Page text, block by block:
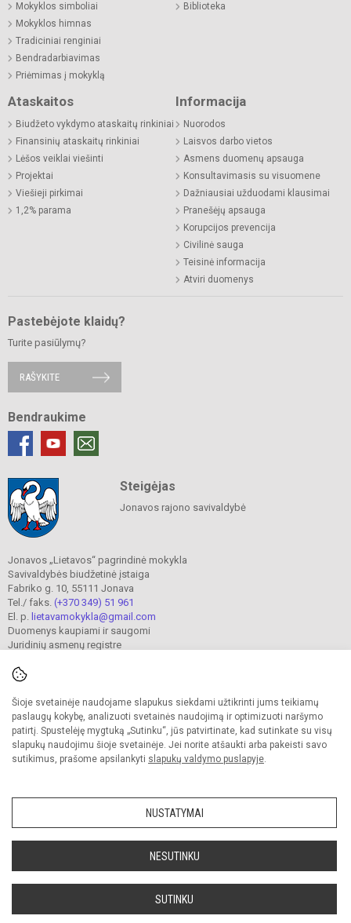
Šioje svetainėje naudojame slapukus siekdami užtikrinti jums teikiamų
paslaugų kokybę, analizuoti svetainės naudojimą ir optimizuoti naršymo
patirtį. Spustelėję mygtuką „Sutinku“, jūs patvirtinate, kad sutinkate su visų
slapukų naudojimu šioje svetainėje. Jei norite atšaukti arba pakeisti savo
sutikimus, prašome apsilankyti slapukų valdymo puslapyje.
NUSTATYMAI
NESUTINKU
SUTINKU
Mokyklos simboliai
Mokyklos himnas
Tradiciniai renginiai
Bendradarbiavimas
Priėmimas į mokyklą
Biblioteka
Ataskaitos
Biudžeto vykdymo ataskaitų rinkiniai
Finansinių ataskaitų rinkiniai
Lėšos veiklai viešinti
Projektai
Viešieji pirkimai
1,2% parama
Informacija
Nuorodos
Laisvos darbo vietos
Asmens duomenų apsauga
Konsultavimasis su visuomene
Dažniausiai užduodami klausimai
Pranešėjų apsauga
Korupcijos prevencija
Civilinė sauga
Teisinė informacija
Atviri duomenys
Pastebėjote klaidų?
Turite pasiūlymų?
RAŠYKITE
Bendraukime
Steigėjas
Jonavos rajono savivaldybė
Jonavos „Lietavos“ pagrindinė mokykla
Savivaldybės biudžetinė įstaiga
Fabriko g. 10, 55111 Jonava
Tel./ faks. (+370 349) 51 961
El. p. lietavamokykla@gmail.com
Duomenys kaupiami ir saugomi
Juridinių asmenų registre
© 2023. Jonavos Lietavos pagrindinė mokykla. Visos teisės saugomos.
Kopijuoti turinį be raštiško įstaigos administracijos sutikimo griežtai draudžiama.
Prieinamumo paraiška Slapukų valdymas
svetainę